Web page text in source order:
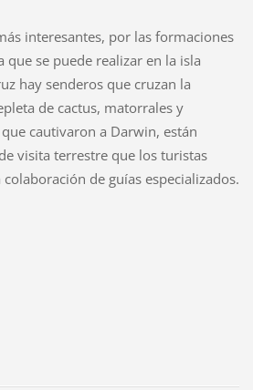
interesantes, por las formaciones
que se puede realizar en la isla
hay senderos que cruzan la
de cactus, matorrales y
cautivaron a Darwin, están
visita terrestre que los turistas
de guías especializados.